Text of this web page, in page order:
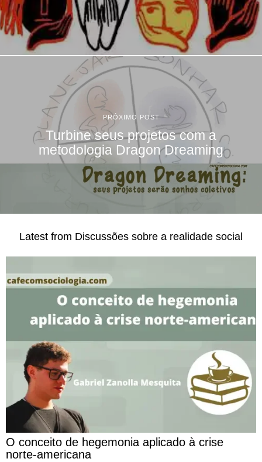
PRÓXIMO POST
Turbine seus projetos com a
metodologia Dragon Dreaming
Latest from Discussões sobre a realidade social
O conceito de hegemonia aplicado à crise
norte-americana